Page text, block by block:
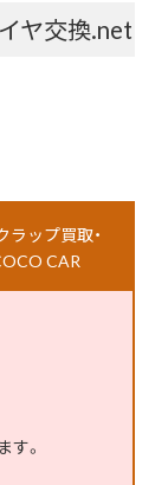
ヤ交換.net
ップ買取・
CAR
。